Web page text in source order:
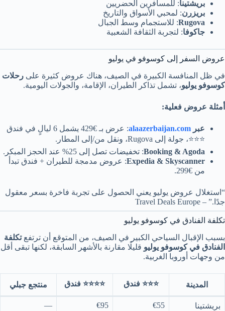
بريشتينا: للمسافرين الحضريين
بريزرن: لمحبي الأسواق والتاريخ
Rugova: للاستجمام وسط الجبال
جاكوفا: لتجربة الثقافة الشعبية
عروض السفر إلى كوسوفو في يوليو
في ظل المنافسة الكبيرة في الصيف، هناك عروض كثيرة على رحلات
كوسوفو يوليو، تشمل تذاكر الطيران، الإقامة، والجولات اليومية.
أمثلة عروض فعلية:
عبر alaazerbaijan.com
: عرض بـ €429 يشمل 6 ليالٍ في فندق
⭐⭐⭐، جولة إلى Rugova، ونقل من/إلى المطار.
Booking & Agoda: تخفيضات تصل إلى 25% عند الحجز المبكر.
Expedia & Skyscanner: عروض مدمجة للطيران + فندق تبدأ
من €299.
“استغلال عروض يوليو يعني الحصول على تجربة فاخرة بسعر معقول
جدًا.” – Travel Deals Europe
تكلفة الفنادق في كوسوفو يوليو
بسبب الإقبال السياحي الكبير في الصيف، من المتوقع أن ترتفعتكلفة
الفنادق في كوسوفو يوليو قليلًا مقارنة بالأشهر السابقة، لكنها تبقى أقل
من وجهات أوروبا الغربية.
المدينة ⭐⭐⭐ فندق ⭐⭐⭐⭐ فندق منتجع جبلي
بريشتينا €55
€95
—